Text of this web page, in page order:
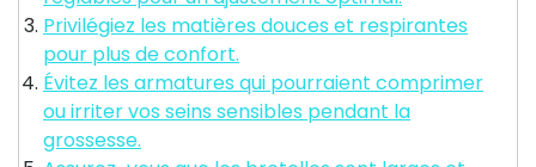
Privilégiez les matières douces et respirantes
pour plus de confort.
Évitez les armatures qui pourraient comprimer
ou irriter vos seins sensibles pendant la
grossesse.